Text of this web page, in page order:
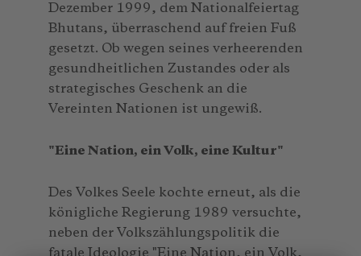
Dezember 1999, dem Nationalfeiertag
Bhutans, überraschend auf freien Fuß
gesetzt. Ob wegen seines verheerenden
gesundheitlichen Zustandes oder als
strategisches Geschenk an die
Vereinten Nationen ist ungewiß.
"Eine Nation, ein Volk, eine Kultur"
Des Volkes Seele kochte erneut, als die
königliche Regierung 1989 versuchte,
neben der Volkszählungspolitik die
fatale Ideologie "Eine Nation, ein Volk,